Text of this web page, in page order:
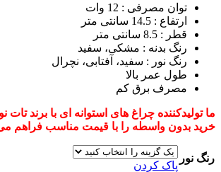
توان مصرفی : 12 وات
ارتفاع : 14.5 سانتی متر
قطر : 8.5 سانتی متر
رنگ بدنه : مشکی، سفید
رنگ نور : سفید، آفتابی، نچرال
طول عمر بالا
مصرف برق کم
ما تولیدکننده چراغ های استوانه ای با برند تات
خرید بدون واسطه را با قیمت مناسب فراهم
رنگ نور
پاک کردن